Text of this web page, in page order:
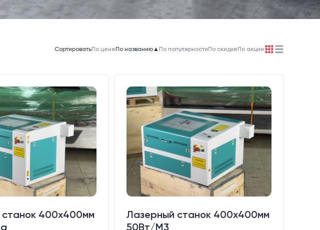
СортироватьПо ценеПо названию▲ По популярностиПо скидкеПо акции
400х400мм
Лазерный станок 400х400мм
50Вт/М3